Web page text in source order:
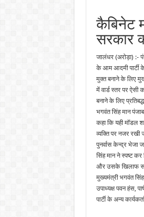
कैबिनेट
सरकार
जालंधर (अरोड़ा) :-
के आम आदमी पार्टी
मुक्त बनाने के लिए
में वार्ड स्तर पर
बनाने के लिए
भगवंत सिंह मान
कहा कि यही मॉडल
व्यक्ति पर नजर
पुनर्वास केन्द्र भेजा
सिंह मान ने स्पष्ट कर
और उसके खिलाफ
मुख्यमंत्री भगवंत
उपाध्यक्ष पवन हंस,
पार्टी के अन्य